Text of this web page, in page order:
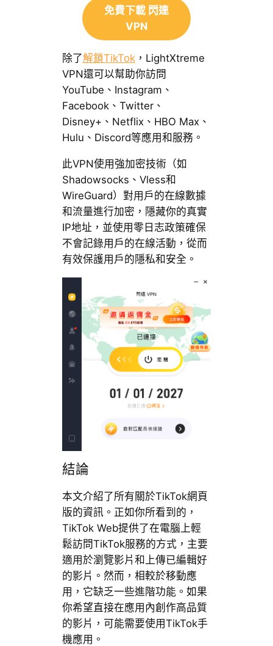
免費下載 閃連
VPN
除了解鎖TikTok，LightXtreme
VPN還可以幫助你訪問
YouTube、Instagram、
Facebook、Twitter、
Disney+、Netflix、HBO Max、
Hulu、Discord等應用和服務。
此VPN使用強加密技術（如
Shadowsocks、Vless和
WireGuard）對用戶的在線數據
和流量進行加密，隱藏你的真實
IP地址，並使用零日志政策確保
不會記錄用戶的在線活動，從而
有效保護用戶的隱私和安全。
結論
本文介紹了所有關於TikTok網頁
版的資訊。正如你所看到的，
TikTok Web提供了在電腦上輕
鬆訪問TikTok服務的方式，主要
適用於瀏覽影片和上傳已編輯好
的影片。然而，相較於移動應
用，它缺乏一些進階功能。如果
你希望直接在應用內創作高品質
的影片，可能需要使用TikTok手
機應用。